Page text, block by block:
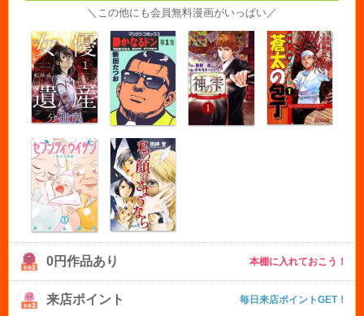
＼この他にも会員無料漫画がいっぱい／
0円作品あり 本棚に入れておこう！
来店ポイント 毎日来店ポイントGET！